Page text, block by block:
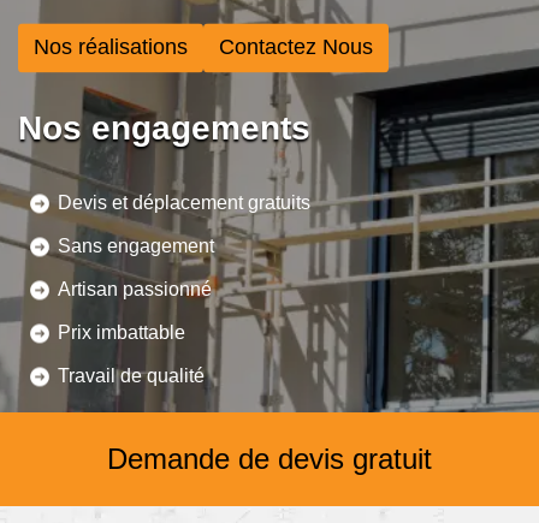
Nos réalisations Contactez Nous
Nos engagements
Devis et déplacement gratuits
Sans engagement
Artisan passionné
Prix imbattable
Travail de qualité
Demande de devis gratuit